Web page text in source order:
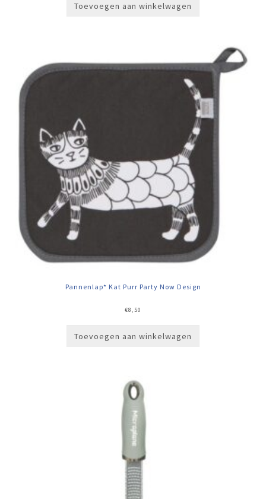
Toevoegen aan winkelwagen
Pannenlap* Kat Purr Party Now Design
€8,50
Toevoegen aan winkelwagen